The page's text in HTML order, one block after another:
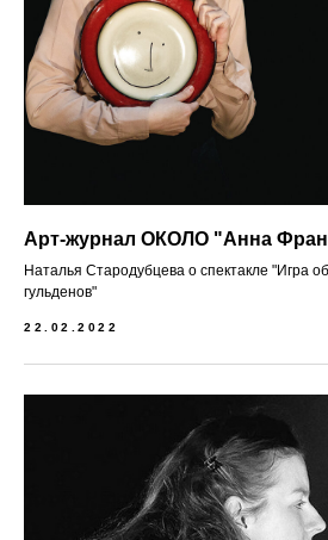
Арт-журнал ОКОЛО "Анна
Наталья Стародубцева о спектакле "Игра
гульденов"
22.02.2022